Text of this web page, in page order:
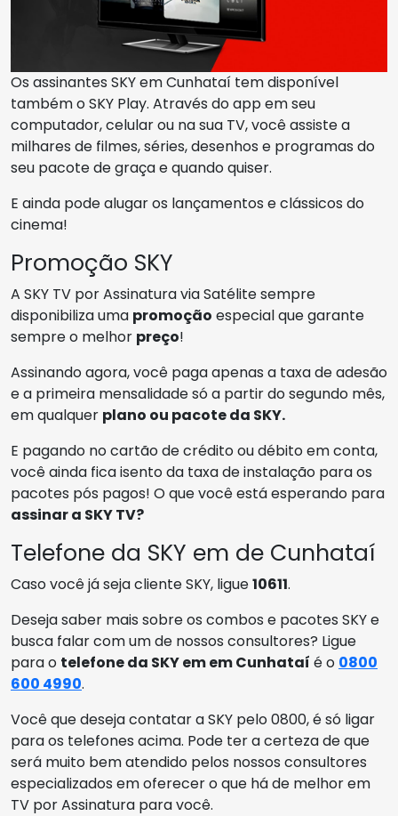
Os assinantes SKY em Cunhataí tem disponível
também o SKY Play. Através do app em seu
computador, celular ou na sua TV, você assiste a
milhares de filmes, séries, desenhos e programas do
seu pacote de graça e quando quiser.
E ainda pode alugar os lançamentos e clássicos do
cinema!
Promoção SKY
A SKY TV por Assinatura via Satélite sempre
disponibiliza uma promoção especial que garante
sempre o melhor preço!
Assinando agora, você paga apenas a taxa de adesão
e a primeira mensalidade só a partir do segundo mês,
em qualquer plano ou pacote da SKY.
E pagando no cartão de crédito ou débito em conta,
você ainda fica isento da taxa de instalação para os
pacotes pós pagos! O que você está esperando para
assinar a SKY TV?
Telefone da SKY em de Cunhataí
Caso você já seja cliente SKY, ligue10611.
Deseja saber mais sobre os combos e pacotes SKY e
busca falar com um de nossos consultores? Ligue
para o telefone da SKY em em Cunhataí é o 0800
600 4990.
Você que deseja contatar a SKY pelo 0800, é só ligar
para os telefones acima. Pode ter a certeza de que
será muito bem atendido pelos nossos consultores
especializados em oferecer o que há de melhor em
TV por Assinatura para você.